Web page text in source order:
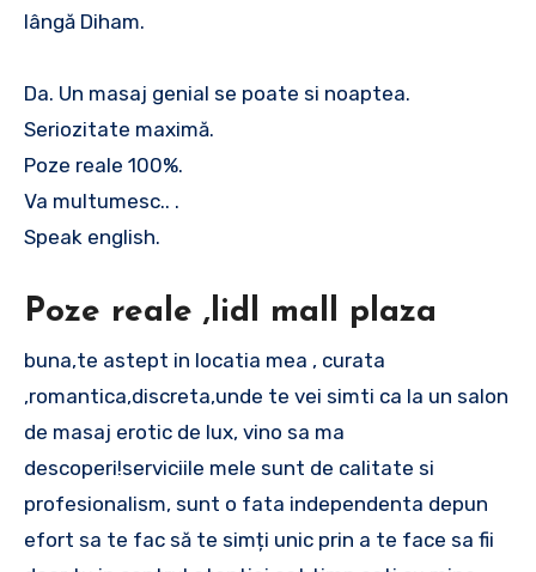
lângă Diham.
Da. Un masaj genial se poate si noaptea.
Seriozitate maximă.
Poze reale 100%.
Va multumesc.. .
Speak english.
Poze reale ,lidl mall plaza
buna,te astept in locatia mea , curata
,romantica,discreta,unde te vei simti ca la un salon
de masaj erotic de lux, vino sa ma
descoperi!serviciile mele sunt de calitate si
profesionalism, sunt o fata independenta depun
efort sa te fac să te simți unic prin a te face sa fii